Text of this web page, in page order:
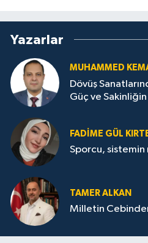
Yazarlar
MUHAMMED
Dövüş
Güç ve Sakinliğin
FADIME GÜL
Sporcu,
TAMER ALKAN
Milletin